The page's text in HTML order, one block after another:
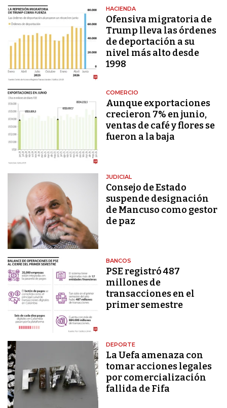
HACIENDA
Ofensiva migratoria de
Trump lleva las órdenes
de deportación a su
nivel más alto desde
1998
COMERCIO
Aunque exportaciones
crecieron 7% en junio,
ventas de café y flores se
fueron a la baja
JUDICIAL
Consejo de Estado
suspende designación
de Mancuso como gestor
de paz
BANCOS
PSE registró 487
millones de
transacciones en el
primer semestre
DEPORTE
La Uefa amenaza con
tomar acciones legales
por comercialización
fallida de Fifa